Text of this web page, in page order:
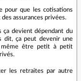
pour que les cotisations
assurances privées.
ça devient dépendant du
dit, ça peut devenir une
même être petit à petit
les retraites par autre